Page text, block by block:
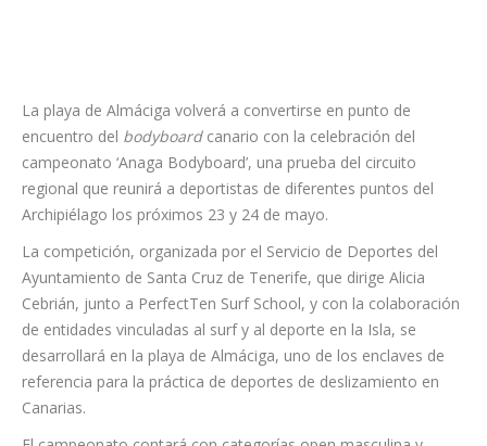
La playa de Almáciga volverá a convertirse en punto de
encuentro delbodyboardcanario con la celebración del
campeonato ‘Anaga Bodyboard’, una prueba del circuito
regional que reunirá a deportistas de diferentes puntos del
Archipiélago los próximos 23 y 24 de mayo.
La competición, organizada por el Servicio de Deportes del
Ayuntamiento de Santa Cruz de Tenerife, que dirige Alicia
Cebrián, junto a PerfectTen Surf School, y con la colaboración
de entidades vinculadas al surf y al deporte en la Isla, se
desarrollará en la playa de Almáciga, uno de los enclaves de
referencia para la práctica de deportes de deslizamiento en